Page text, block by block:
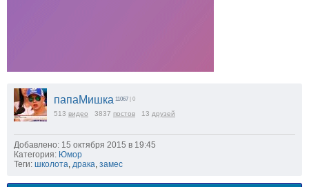
папаМишка 11067 | 0
513 видео 3837 постов 13 друзей
Добавлено: 15 октября 2015 в 19:45
Категория: Юмор
Теги: школота драка замес